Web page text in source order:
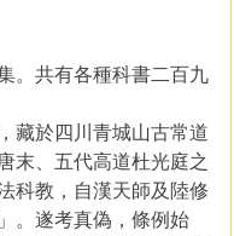
共有各種科書二百九
於四川青城山古常道
末、五代高道杜光庭之
科教，自漢天師及陸修
。遂考真偽，條例始